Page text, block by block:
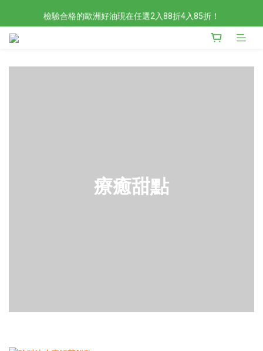
檢驗合格的歐洲好油現在任選2入88折4入85折！
檢驗合格的歐洲好油現在任選2入88折4入85折！
現在官網滿額贈日本有機柚子和風醬！滿越多送越多
新會員限定📣現在加入官網會員立刻享有120元購物金！
療癒甜點